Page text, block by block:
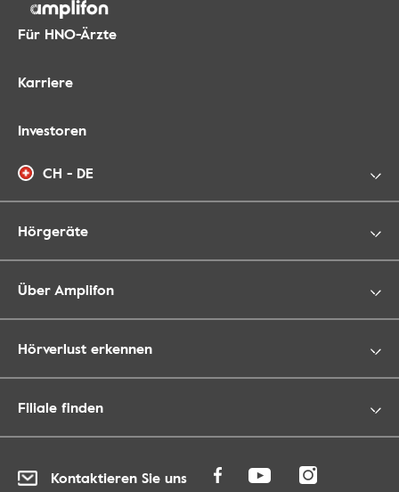
Für HNO-Ärzte
Karriere
Investoren
CH - DE
Hörgeräte
Über Amplifon
Hörverlust erkennen
Filiale finden
Kontaktieren Sie uns